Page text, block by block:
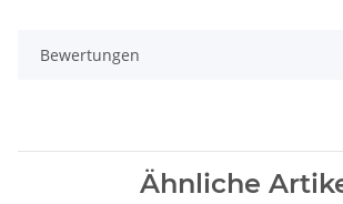
Bewertungen
Ähnliche